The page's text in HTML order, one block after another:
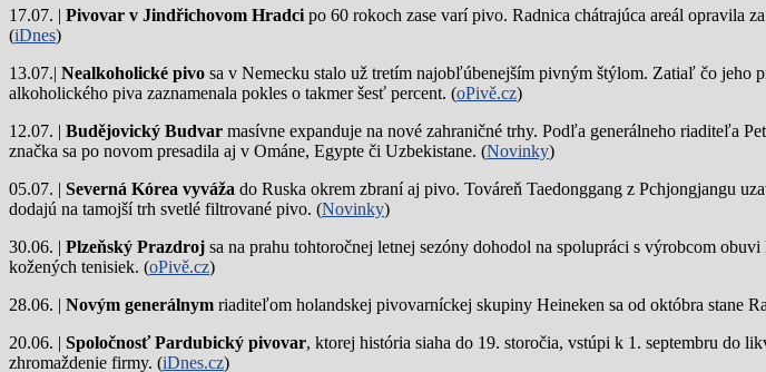
17.07. | Pivovar v Jindřichovom Hradcipo 60 rokoch zase varí pivo. Radnica chátrajúca areál opravila
(iDnes)
13.07.| Nealkoholické pivo sa v Nemecku stalo už tretím najobľúbenejším pivným štýlom. Zatiaľ čo jeho
alkoholického piva zaznamenala pokles o takmer šesť percent. (oPivě.cz)
12.07. | Budějovický Budvar masívne expanduje na nové zahraničné trhy. Podľa generálneho riaditeľa
značka sa po novom presadila aj v Ománe, Egypte či Uzbekistane. (Novinky)
05.07. | Severná Kórea vyváža do Ruska okrem zbraní aj pivo. Továreň Taedonggang z Pchjongjangu
dodajú na tamojší trh svetlé filtrované pivo. (Novinky)
30.06. | Plzeňský Prazdroj sa na prahu tohtoročnej letnej sezóny dohodol na spolupráci s výrobcom
kožených tenisiek. (oPivě.cz)
28.06. | Novým generálnym riaditeľom holandskej pivovarníckej skupiny Heineken sa od októbra stane
20.06. | Spoločnosť Pardubický pivovar, ktorej história siaha do 19. storočia, vstúpi k 1. septembru do
zhromaždenie firmy. (iDnes.cz)